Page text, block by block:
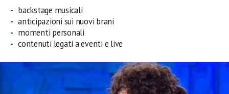
backstage musicali
anticipazioni sui nuovi brani
momenti personali
contenuti legati a eventi e live